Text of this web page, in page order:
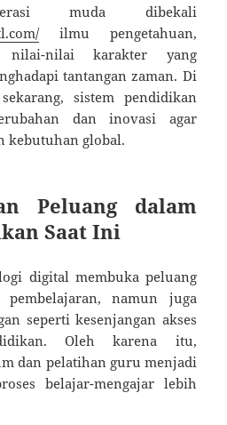
muda dibekali
ilmu pengetahuan,
nilai-nilai karakter yang
tantangan zaman. Di
sistem pendidikan
dan inovasi agar
kebutuhan global.
Peluang dalam
Saat Ini
digital membuka peluang
namun juga
seperti kesenjangan akses
Oleh karena itu,
dan pelatihan guru menjadi
belajar-mengajar lebih